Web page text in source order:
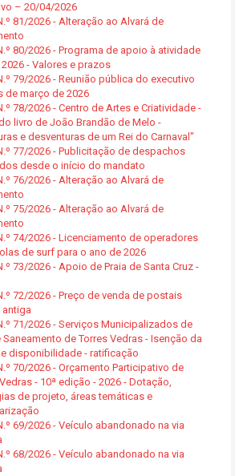
– 20/04/2026
81/2026 - Alteração ao Alvará de
80/2026 - Programa de apoio à atividade
- Valores e prazos
79/2026 - Reunião pública do executivo
de março de 2026
78/2026 - Centro de Artes e Criatividade -
livro de João Brandão de Melo -
e desventuras de um Rei do Carnaval"
77/2026 - Publicitação de despachos
desde o início do mandato
76/2026 - Alteração ao Alvará de
75/2026 - Alteração ao Alvará de
74/2026 - Licenciamento de operadores
de surf para o ano de 2026
73/2026 - Apoio de Praia de Santa Cruz -
72/2026 - Preço de venda de postais
antiga
71/2026 - Serviços Municipalizados de
Saneamento de Torres Vedras - Isenção da
disponibilidade - ratificação
70/2026 - Orçamento Participativo de
- 10ª edição - 2026 - Dotação,
de projeto, áreas temáticas e
69/2026 - Veículo abandonado na via
68/2026 - Veículo abandonado na via